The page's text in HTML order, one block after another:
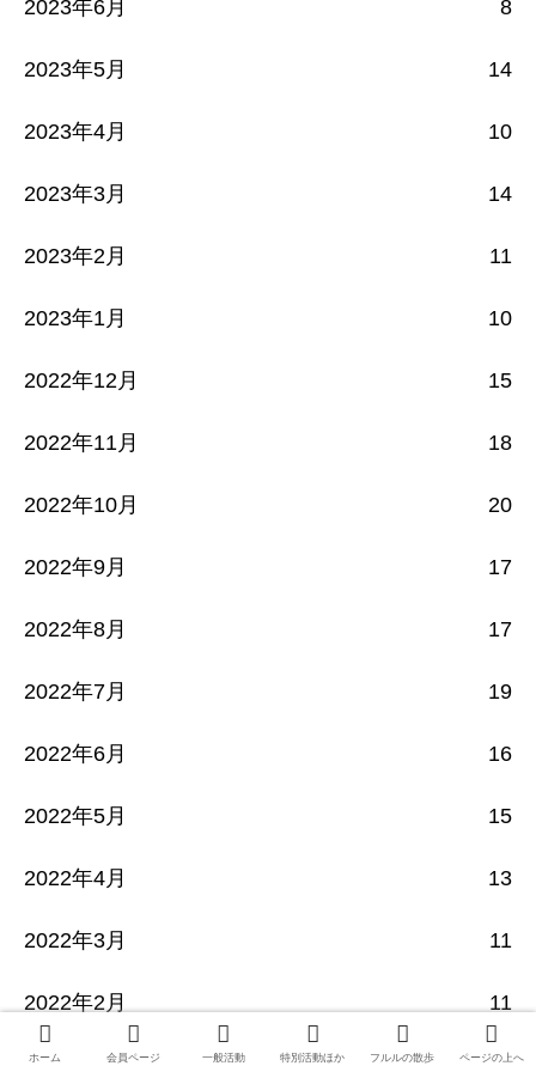
2023年6月 8
2023年5月 14
2023年4月 10
2023年3月 14
2023年2月 11
2023年1月 10
2022年12月 15
2022年11月 18
2022年10月 20
2022年9月 17
2022年8月 17
2022年7月 19
2022年6月 16
2022年5月 15
2022年4月 13
2022年3月 11
2022年2月 11
2022年1月 8
ホーム 会員ページ 一般活動 特別活動ほか フルルの散歩 ページの上へ